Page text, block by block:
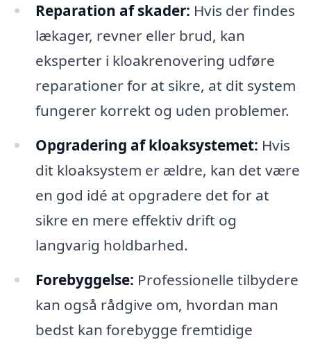
Reparation af skader: Hvis der findes
lækager, revner eller brud, kan
eksperter i kloakrenovering udføre
reparationer for at sikre, at dit system
fungerer korrekt og uden problemer.
Opgradering af kloaksystemet: Hvis
dit kloaksystem er ældre, kan det være
en god idé at opgradere det for at
sikre en mere effektiv drift og
langvarig holdbarhed.
Forebyggelse: Professionelle tilbydere
kan også rådgive om, hvordan man
bedst kan forebygge fremtidige